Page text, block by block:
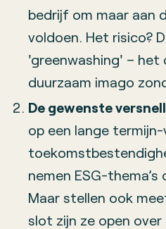
bedrijf om maar aan
voldoen. Het risico?
'greenwashing' – het
duurzaam imago
De gewenste
op een lange
nemen ESG-thema’s
Maar stellen ook
slot zijn ze open